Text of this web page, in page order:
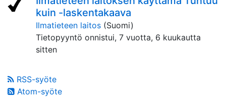
kuin -laskentakaava
Ilmatieteen laitos (Suomi)
Tietopyyntö onnistui, 7 vuotta, 6 kuukautta
sitten
RSS-syöte
Atom-syöte